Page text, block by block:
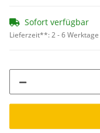
Sofort verfügbar
Lieferzeit**:2 - 6 Werktage